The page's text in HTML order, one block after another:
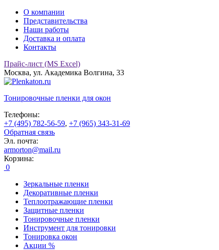
О компании
Представительства
Наши работы
Доставка и оплата
Контакты
Прайс-лист (MS Excel)
Москва, ул. Академика Волгина, 33
Тонировочные пленки для окон
Телефоны:
+7 (495) 782-56-59, +7 (965) 343-31-69
Обратная связь
Эл. почта:
armorton@mail.ru
Корзина:
0
Зеркальные пленки
Декоративные пленки
Теплоотражающие пленки
Защитные пленки
Тонировочные пленки
Инструмент для тонировки
Тонировка окон
Акции %